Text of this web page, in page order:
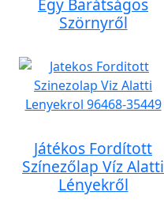
Egy Barátságos
Szörnyről
Játékos Fordított
Színezőlap Víz Alatti
Lényekről